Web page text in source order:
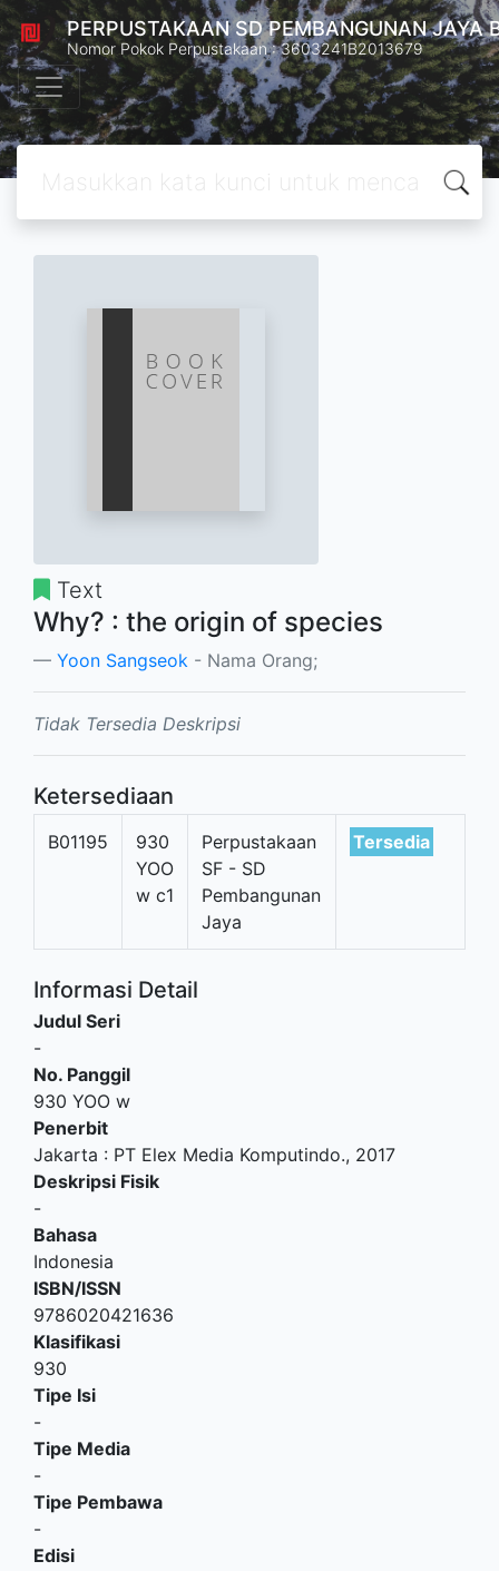
PERPUSTAKAAN SD PEMBANGUNAN JAYA
Nomor Pokok Perpustakaan : 3603241B2013679
Text
Why? : the origin of species
Yoon Sangseok - Nama Orang;
Tidak Tersedia Deskripsi
Ketersediaan
B01195
930
YOO
w c1
Perpustakaan
SF - SD
Pembangunan
Jaya
Tersedia
Informasi Detail
Judul Seri
-
No. Panggil
930 YOO w
Penerbit
Jakarta : PT Elex Media Komputindo., 2017
Deskripsi Fisik
-
Bahasa
Indonesia
ISBN/ISSN
9786020421636
Klasifikasi
930
Tipe Isi
-
Tipe Media
-
Tipe Pembawa
-
Edisi